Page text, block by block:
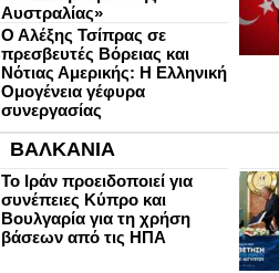
Αυστραλίας»
Ο Αλέξης Τσίπρας σε
πρεσβευτές Βόρειας και
Νότιας Αμερικής: Η Ελληνική
Ομογένεια γέφυρα
συνεργασίας
ΒΑΛΚΑΝΙΑ
Το Ιράν προειδοποιεί για
συνέπειες Κύπρο και
Βουλγαρία για τη χρήση
βάσεων από τις ΗΠΑ